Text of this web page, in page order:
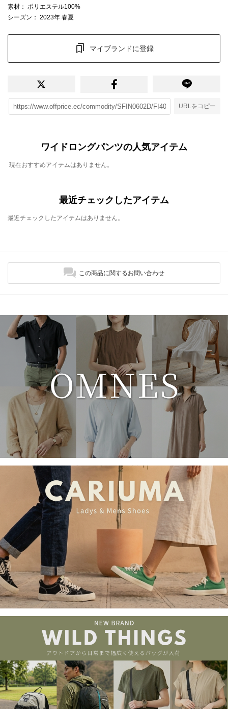
素材 ： ポリエステル100%
シーズン ： 2023年 春夏
マイブランドに登録
URLをコピー
ワイドロングパンツの人気アイテム
現在おすすめアイテムはありません。
最近チェックしたアイテム
最近チェックしたアイテムはありません。
この商品に関するお問い合わせ